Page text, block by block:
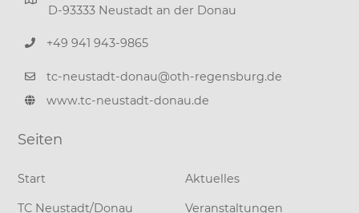
D-93333 Neustadt an der Donau
+49 941 943-9865
tc-neustadt-donau@oth-regensburg.de
www.tc-neustadt-donau.de
Seiten
Start
TC Neustadt/Donau
Aktuelles
Veranstaltungen